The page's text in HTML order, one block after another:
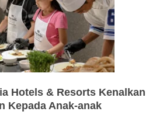
Hotels & Resorts Kenalkan
Kepada Anak-anak